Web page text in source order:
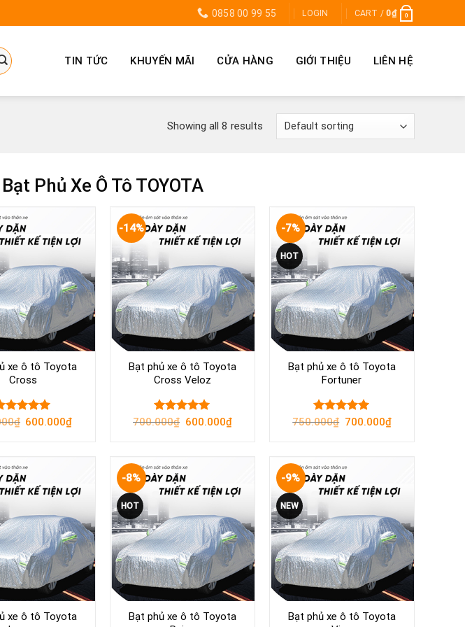
0858 00 99 55 LOGIN CART /0₫ 0
TIN TỨC KHUYẾN MÃI CỬA HÀNG GIỚI THIỆU LIÊN HỆ
Showing all 8 results
Bạt Phủ Xe Ô Tô TOYOTA
xe ô tô Toyota
Cross
5.00
₫ Original
600.000₫Current
-14%
Bạt phủ xe ô tô Toyota
Cross Veloz
Rated 5.00
700.000₫ Original
600.000₫Current
price
-7%
HOT
Bạt phủ xe ô tô Toyota
Fortuner
Rated 5.00
750.000₫ Original
700.000₫Current
price
xe ô tô Toyota
-8%
HOT
Bạt phủ xe ô tô Toyota
-9%
NEW
Bạt phủ xe ô tô Toyota